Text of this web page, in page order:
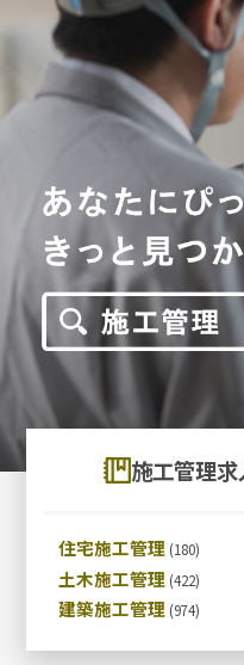
施工管理
住宅施工管理
土木施工管理
建築施工管理